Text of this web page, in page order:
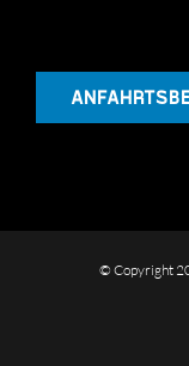
© Copyright